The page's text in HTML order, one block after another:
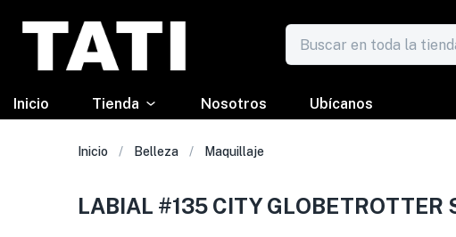
Inicio Tienda Nosotros Ubícanos
Inicio Belleza Maquillaje
LABIAL #135 CITY GLOBETROTTER